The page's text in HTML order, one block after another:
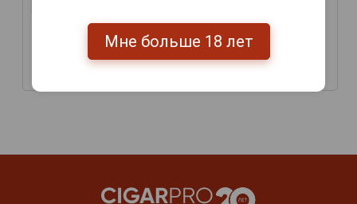
Rocky Patel Platinum
Torpedo
Rocky Patel Fifteenth
Anniversary Torpedo
Мне больше 18 лет